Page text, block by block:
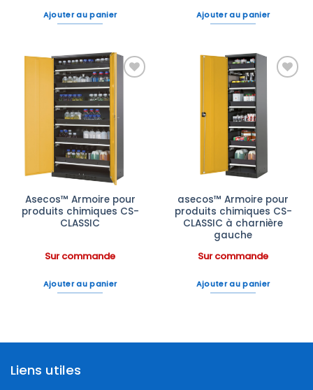
Ajouter au panier Ajouter au panier
Ajouter
à la liste
d’envies
Asecos™ Armoire pour
produits chimiques CS-
CLASSIC
Sur commande
Ajouter au panier
asecos™ Armoire pour
produits chimiques CS-
CLASSIC à charnière
gauche
Sur commande
Ajouter au panier
Liens utiles